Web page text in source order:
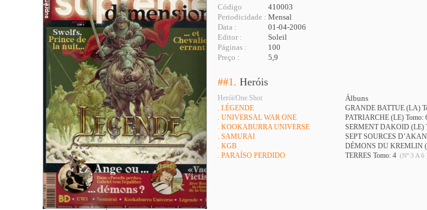
Código
410003
Periodicidade : Mensal
Data :
01-04-2006
Editor :
Soleil
Páginas :
100
Preço :
5,9
##1. Heróis
Herói/One Shot Álbuns
. LÉGENDE GRANDE BATTUE (LA)
. UNIVERSAL WAR ONE PATRIARCHE (LE) Tomo:
. KOOKABURRA UNIVERSE SERMENT DAKOID (LE)
. SAMURAI SEPT SOURCES
. KGB DÉMONS DU KREMLIN
. PARAÍSO PERDIDO TERRES Tomo: 4 (Nº 3 A 6